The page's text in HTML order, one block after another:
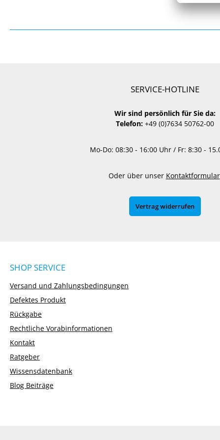
SERVICE-HOTLINE
Wir sind persönlich für Sie da:
Telefon: +49 (0)7634 50762-00
Mo-Do: 08:30 - 16:00 Uhr / Fr: 8:30 -
Oder über unser Kontaktformular
Vertrag widerrufen
SHOP SERVICE
Versand und Zahlungsbedingungen
Defektes Produkt
Rückgabe
Rechtliche Vorabinformationen
Kontakt
Ratgeber
Wissensdatenbank
Blog Beiträge